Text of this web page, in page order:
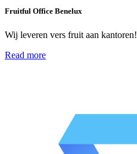
Fruitful Office Benelux
Wij leveren vers fruit aan kantoren!
Read more